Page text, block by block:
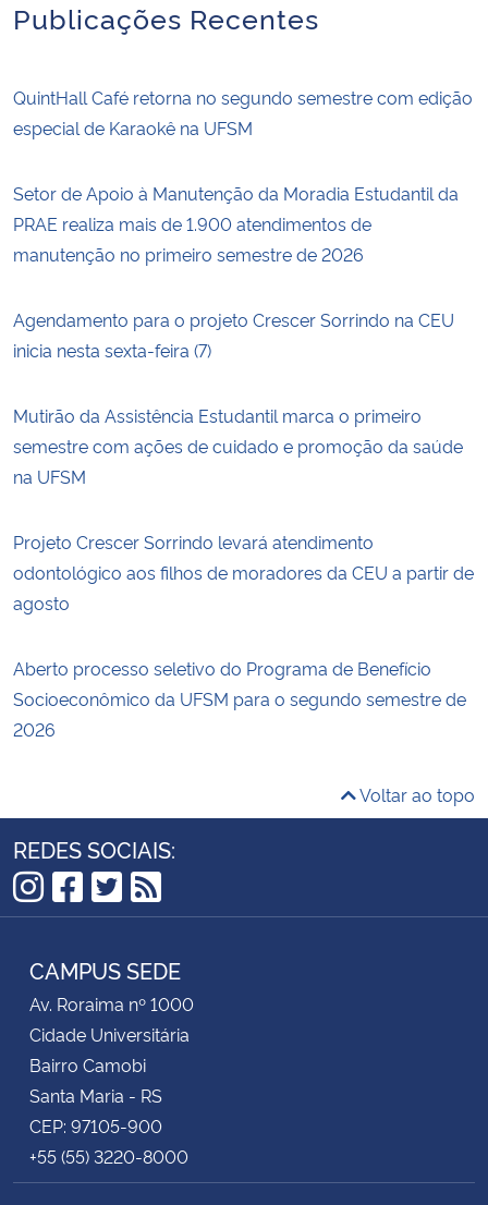
Publicações Recentes
QuintHall Café retorna no segundo semestre com edição
especial de Karaokê na UFSM
Setor de Apoio à Manutenção da Moradia Estudantil da
PRAE realiza mais de 1.900 atendimentos de
manutenção no primeiro semestre de 2026
Agendamento para o projeto Crescer Sorrindo na CEU
inicia nesta sexta-feira (7)
Mutirão da Assistência Estudantil marca o primeiro
semestre com ações de cuidado e promoção da saúde
na UFSM
Projeto Crescer Sorrindo levará atendimento
odontológico aos filhos de moradores da CEU a partir de
agosto
Aberto processo seletivo do Programa de Benefício
Socioeconômico da UFSM para o segundo semestre de
2026
Voltar ao topo
REDES SOCIAIS:
Instagram
Facebook
Twitter
RSS
CAMPUS SEDE
Av. Roraima nº 1000
Cidade Universitária
Bairro Camobi
Santa Maria - RS
CEP: 97105-900
+55 (55) 3220-8000